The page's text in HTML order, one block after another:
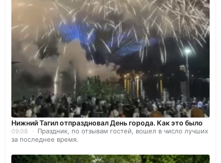
Нижний Тагил отпраздновал День города. Как это было
09.08
Праздник, по отзывам гостей, вошел в число лучших
за последнее время.